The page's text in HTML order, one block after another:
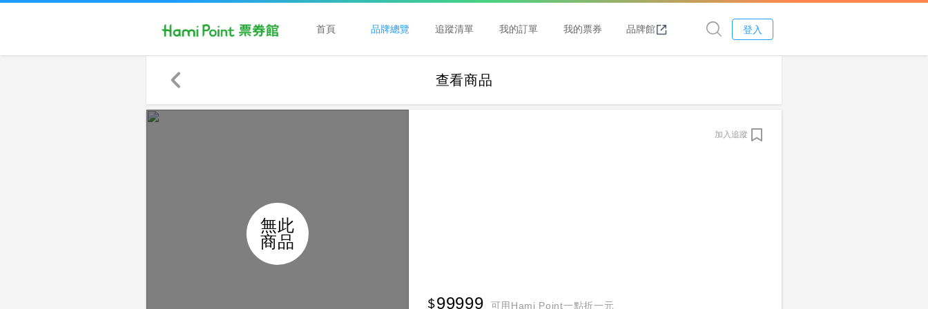
首頁 品牌總覽 追蹤清單 我的訂單 我的票券 品牌館 登入
查看商品
無此
商品
加入追蹤
99999 可用Hami Point一點折一元